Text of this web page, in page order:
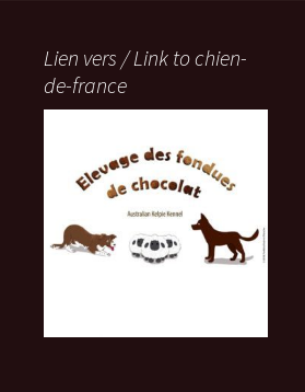
Lien vers / Link to chien-
de-france